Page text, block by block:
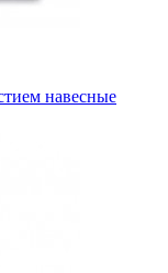
навесные